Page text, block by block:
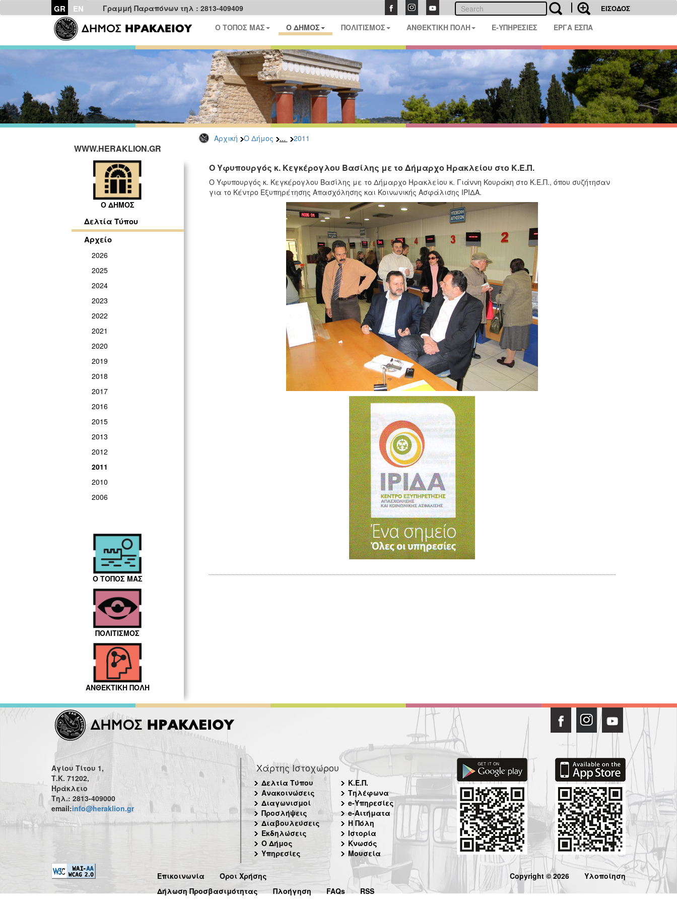
GR EN Γραμμή Παραπόνων τηλ : 2813-409409 ΕΙΣΟΔΟΣ
Ο ΤΟΠΟΣ ΜΑΣ Ο ΔΗΜΟΣ ΠΟΛΙΤΙΣΜΟΣ ΑΝΘΕΚΤΙΚΗ ΠΟΛΗ E-ΥΠΗΡΕΣΙΕΣ ΕΡΓΑ ΕΣΠΑ
Αρχική Ο Δήμος ... 2011
WWW.HERAKLION.GR
Ο ΔΗΜΟΣ
Δελτία Τύπου
Αρχείο
2026
2025
2024
2023
2022
2021
2020
2019
2018
2017
2016
2015
2013
2012
2011
2010
2006
Ο ΤΟΠΟΣ ΜΑΣ
ΠΟΛΙΤΙΣΜΟΣ
ΑΝΘΕΚΤΙΚΗ ΠΟΛΗ
Ο Υφυπουργός κ. Κεγκέρογλου Βασίλης με το Δήμαρχο Ηρακλείου στο Κ.Ε.Π.
Ο Υφυπουργός κ. Κεγκέρογλου Βασίλης με το Δήμαρχο Ηρακλείου κ. Γιάννη Κουράκη στο Κ.Ε.Π., όπου συζήτησαν
για το Κέντρο Εξυπηρέτησης Απασχόλησης και Κοινωνικής Ασφάλισης ΙΡΙΔΑ.
Αγίου Τίτου 1,
Τ.Κ. 71202,
Ηράκλειο
Τηλ.: 2813-409000
email:info@heraklion.gr
Χάρτης Ιστοχώρου
Δελτία Τύπου
Ανακοινώσεις
Διαγωνισμοί
Προσλήψεις
Διαβουλεύσεις
Εκδηλώσεις
Ο Δήμος
Υπηρεσίες
Κ.Ε.Π.
Τηλέφωνα
e-Υπηρεσίες
e-Αιτήματα
Η Πόλη
Ιστορία
Κνωσός
Μουσεία
Επικοινωνία
Όροι Χρήσης
Δήλωση Προσβασιμότητας
Πλοήγηση FAQs RSS
Copyright © 2026 Υλοποίηση